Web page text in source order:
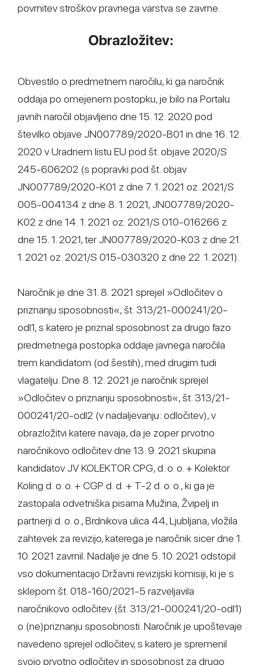
povrnitev stroškov pravnega varstva se zavrne.
Obrazložitev:
Obvestilo o predmetnem naročilu, ki ga naročnik
oddaja po omejenem postopku, je bilo na Portalu
javnih naročil objavljeno dne 15. 12. 2020 pod
številko objave JN007789/2020-B01 in dne 16. 12.
2020 v Uradnem listu EU pod št. objave 2020/S
245-606202 (s popravki pod št. objav
JN007789/2020-K01 z dne 7. 1. 2021 oz. 2021/S
005-004134 z dne 8. 1. 2021, JN007789/2020-
K02 z dne 14. 1. 2021 oz. 2021/S 010-016266 z
dne 15. 1. 2021, ter JN007789/2020-K03 z dne 21.
1. 2021 oz. 2021/S 015-030320 z dne 22. 1. 2021).
Naročnik je dne 31. 8. 2021 sprejel »Odločitev o
priznanju sposobnosti«, št. 313/21-000241/20-
odl1, s katero je priznal sposobnost za drugo fazo
predmetnega postopka oddaje javnega naročila
trem kandidatom (od šestih), med drugim tudi
vlagatelju. Dne 8. 12. 2021 je naročnik sprejel
»Odločitev o priznanju sposobnosti«, št. 313/21-
000241/20-odl2 (v nadaljevanju: odločitev), v
obrazložitvi katere navaja, da je zoper prvotno
naročnikovo odločitev dne 13. 9. 2021 skupina
kandidatov JV KOLEKTOR CPG, d. o. o. + Kolektor
Koling d. o. o. + CGP d. d. + T-2 d. o. o., ki ga je
zastopala odvetniška pisarna Mužina, Žvipelj in
partnerji d. o. o., Brdnikova ulica 44, Ljubljana, vložila
zahtevek za revizijo, katerega je naročnik sicer dne 1.
10. 2021 zavrnil. Nadalje je dne 5. 10. 2021 odstopil
vso dokumentacijo Državni revizijski komisiji, ki je s
sklepom št. 018-160/2021-5 razveljavila
naročnikovo odločitev (št. 313/21-000241/20-odl1)
o (ne)priznanju sposobnosti. Naročnik je upoštevaje
navedeno sprejel odločitev, s katero je spremenil
svojo prvotno odločitev in sposobnost za drugo